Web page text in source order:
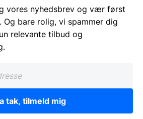
vores nyhedsbrev og vær først
bare rolig, vi spammer dig
relevante tilbud og
tak, tilmeld mig